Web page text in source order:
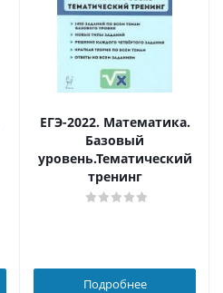
ЕГЭ-2022. Математика.
Базовый
уровень.Тематический
тренинг
Подробнее